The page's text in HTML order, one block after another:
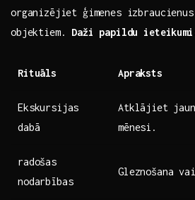
organizējiet ģimenes
objektiem. Daži papildu
Rituāls Apraksts
Ekskursijas
dabā
Atklājiet
mēnesi.
radošas
nodarbības
Gleznošana